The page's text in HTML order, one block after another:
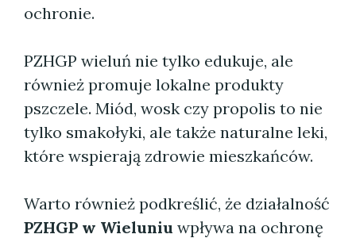
ochronie.
PZHGP wieluń nie tylko edukuje, ale
również promuje lokalne produkty
pszczele. Miód, wosk czy propolis to nie
tylko smakołyki, ale także naturalne leki,
które wspierają zdrowie mieszkańców.
Warto również podkreślić, że działalność
PZHGP w Wieluniu wpływa na ochronę